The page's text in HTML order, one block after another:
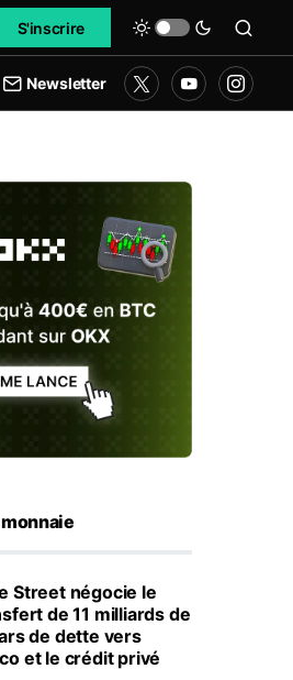
S'inscrire
Newsletter
Street négocie le
de 11 milliards de
de dette vers
et le crédit privé